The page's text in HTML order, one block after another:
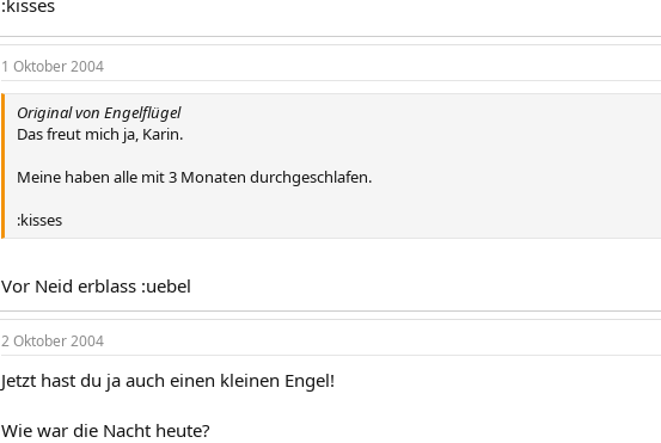
1 Oktober 2004
Original von Engelflügel
Das freut mich ja, Karin.
Meine haben alle mit 3 Monaten durchgeschlafen.
:kisses
Vor Neid erblass :uebel
2 Oktober 2004
Jetzt hast du ja auch einen kleinen Engel!
Wie war die Nacht heute?